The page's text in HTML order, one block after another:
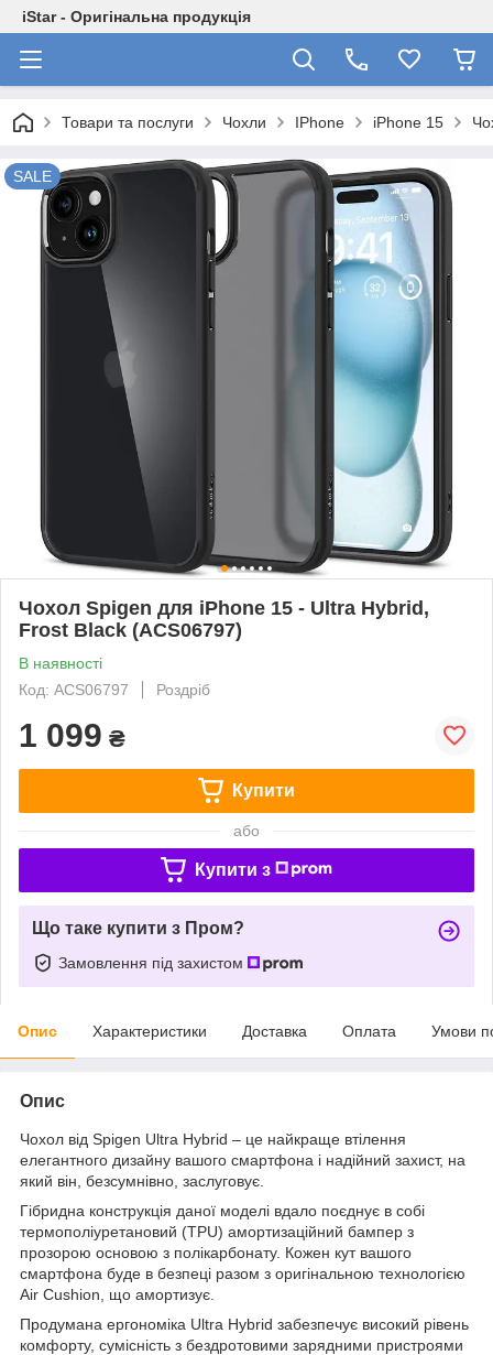
iStar - Оригінальна продукція
Товари та послуги Чохли IPhone iPhone 15
SALE
Чохол Spigen для iPhone 15 - Ultra Hybrid,
Frost Black (ACS06797)
В наявності
Код: ACS06797
Роздріб
1 099 ₴
Купити
або
Купити з
Що таке купити з Пром?
Замовлення під захистом
Опис Характеристики Доставка Оплата Умови
Опис
Чохол від Spigen Ultra Hybrid – це найкраще втілення
елегантного дизайну вашого смартфона і надійний захист, на
який він, безсумнівно, заслуговує.
Гібридна конструкція даної моделі вдало поєднує в собі
термополіуретановий (TPU) амортизаційний бампер з
прозорою основою з полікарбонату. Кожен кут вашого
смартфона буде в безпеці разом з оригінальною технологією
Air Cushion, що амортизує.
Продумана ергономіка Ultra Hybrid забезпечує високий рівень
комфорту, сумісність з бездротовими зарядними пристроями